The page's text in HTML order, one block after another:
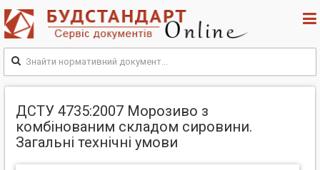
ДСТУ 4735:2007 Морозиво з
комбінованим складом сировини.
Загальні технічні умови